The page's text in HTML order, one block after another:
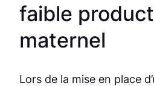
faible
maternel
Lors de la mise en place